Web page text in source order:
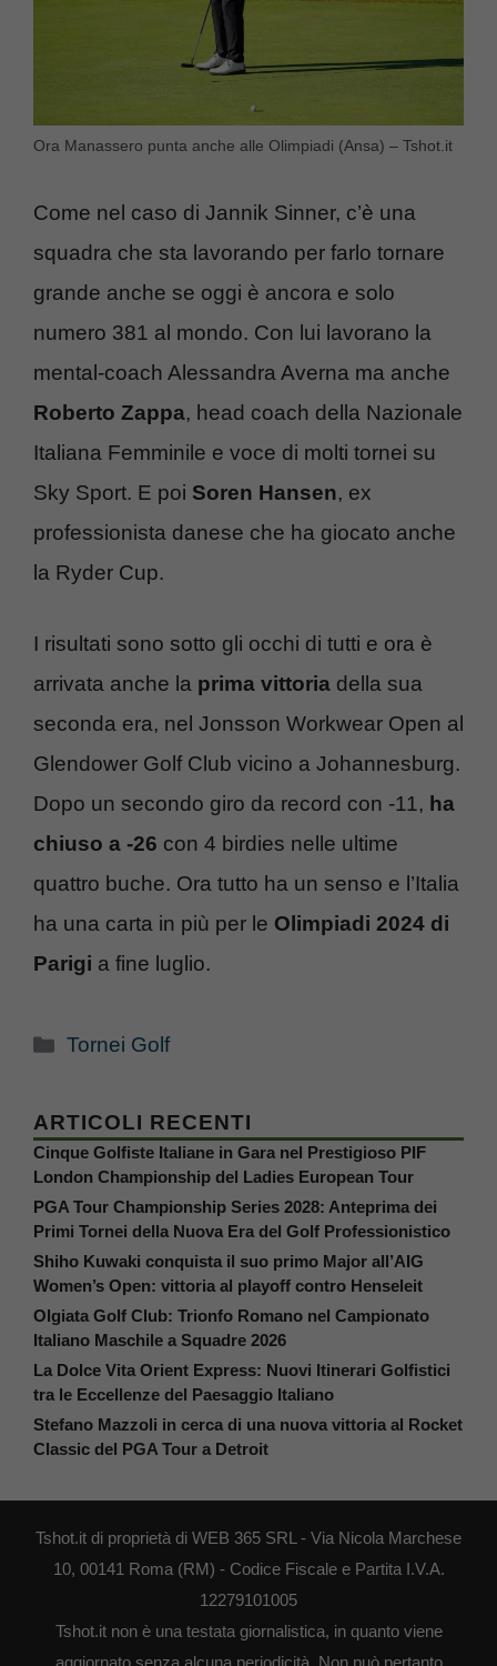
Ora Manassero punta anche alle Olimpiadi (Ansa) – Tshot.it
Come nel caso di Jannik Sinner, c’è una
squadra che sta lavorando per farlo tornare
grande anche se oggi è ancora e solo
numero 381 al mondo. Con lui lavorano la
mental-coach Alessandra Averna ma anche
Roberto Zappa, head coach della Nazionale
Italiana Femminile e voce di molti tornei su
Sky Sport. E poi Soren Hansen, ex
professionista danese che ha giocato anche
la Ryder Cup.
I risultati sono sotto gli occhi di tutti e ora è
arrivata anche la prima vittoria della sua
seconda era, nel Jonsson Workwear Open al
Glendower Golf Club vicino a Johannesburg.
Dopo un secondo giro da record con -11, ha
chiuso a -26 con 4 birdies nelle ultime
quattro buche. Ora tutto ha un senso e l’Italia
ha una carta in più per le Olimpiadi 2024 di
Parigi a fine luglio.
Categorie
Tornei Golf
ARTICOLI RECENTI
Cinque Golfiste Italiane in Gara nel Prestigioso PIF
London Championship del Ladies European Tour
PGA Tour Championship Series 2028: Anteprima dei
Primi Tornei della Nuova Era del Golf Professionistico
Shiho Kuwaki conquista il suo primo Major all’AIG
Women’s Open: vittoria al playoff contro Henseleit
Olgiata Golf Club: Trionfo Romano nel Campionato
Italiano Maschile a Squadre 2026
La Dolce Vita Orient Express: Nuovi Itinerari Golfistici
tra le Eccellenze del Paesaggio Italiano
Stefano Mazzoli in cerca di una nuova vittoria al Rocket
Classic del PGA Tour a Detroit
Tshot.it di proprietà di WEB 365 SRL - Via Nicola Marchese
10, 00141 Roma (RM) - Codice Fiscale e Partita I.V.A.
12279101005
Tshot.it non è una testata giornalistica, in quanto viene